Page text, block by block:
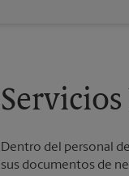
Dentro del personal
sus documentos de